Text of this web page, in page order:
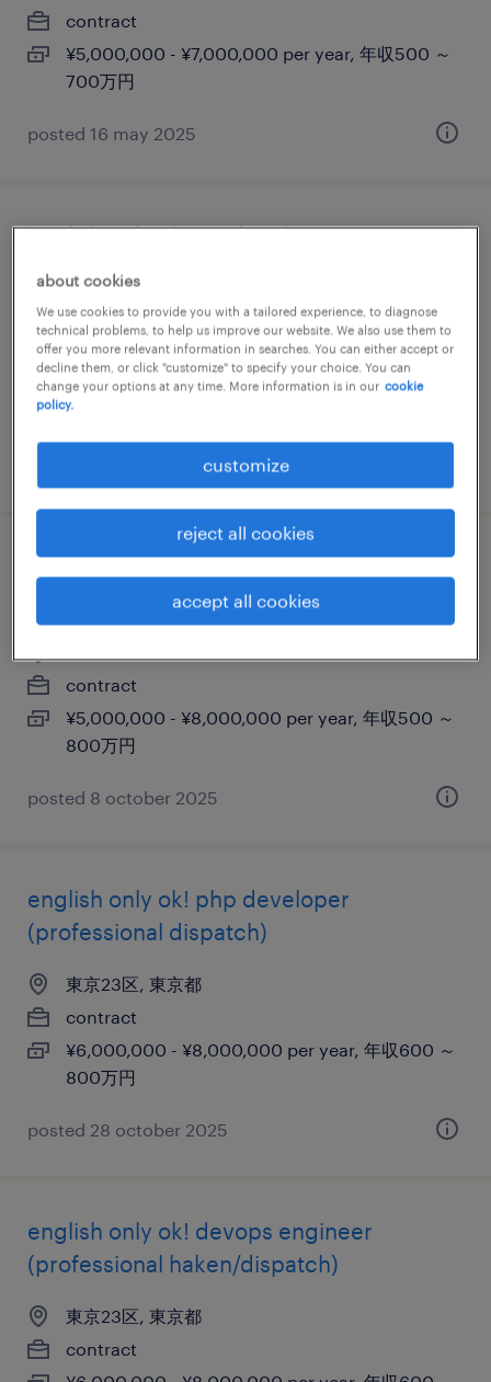
contract
¥5,000,000 - ¥7,000,000 per year, 年収500 ～
700万円
posted 16 may 2025
english only ok! ios developer
(professional haken/dispatch)
東京23区, 東京都
contract
¥6,000,000 - ¥8,500,000 per year, 年収600 ～
850万円
posted 14 september 2025
incident manager @ global luxury
company (professional haken)
contract
¥5,000,000 - ¥8,000,000 per year, 年収500 ～
800万円
posted 8 october 2025
english only ok! php developer
(professional dispatch)
東京23区, 東京都
contract
¥6,000,000 - ¥8,000,000 per year, 年収600 ～
800万円
posted 28 october 2025
english only ok! devops engineer
(professional haken/dispatch)
東京23区, 東京都
contract
about cookies
We use cookies to provide you with a tailored experience, to diagnose
technical problems, to help us improve our website. We also use them to
offer you more relevant information in searches. You can either accept or
decline them, or click "customize" to specify your choice. You can
change your options at any time. More information is in our cookie
policy.
customize
reject all cookies
accept all cookies